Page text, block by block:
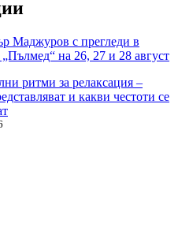
Маджуров с прегледи в
на 26, 27 и 28 август
ритми за релаксация –
и какви честоти се